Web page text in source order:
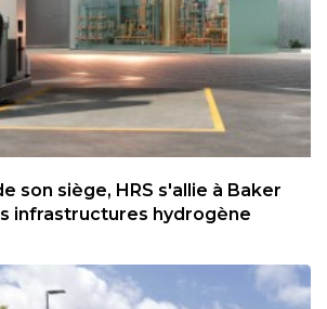
son siège, HRS s'allie à Baker
infrastructures hydrogène